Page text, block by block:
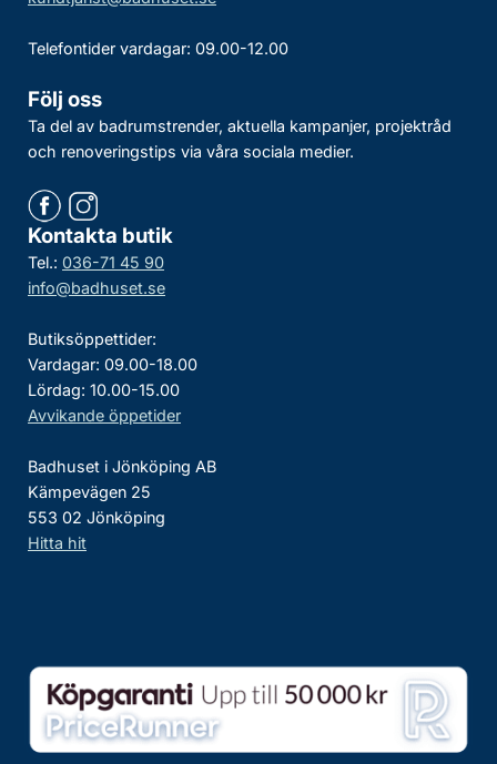
Telefontider vardagar: 09.00-12.00
Följ oss
Ta del av badrumstrender, aktuella kampanjer, projektråd
och renoveringstips via våra sociala medier.
Kontakta butik
Tel.: 036-71 45 90
info@badhuset.se
Butiksöppettider:
Vardagar: 09.00-18.00
Lördag: 10.00-15.00
Avvikande öppetider
Badhuset i Jönköping AB
Kämpevägen 25
553 02 Jönköping
Hitta hit